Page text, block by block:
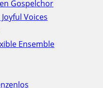
Gospelchor
Voices
Ensemble